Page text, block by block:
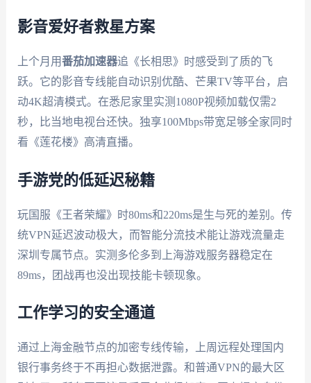
影音爱好者救星方案
上个月用番茄加速器追《长相思》时感受到了质的飞
跃。它的影音专线能自动识别优酷、芒果TV等平台，启
动4K超清模式。在悉尼家里实测1080P视频加载仅需2
秒，比当地电视台还快。独享100Mbps带宽足够全家同时
看《莲花楼》高清直播。
手游党的低延迟秘籍
玩国服《王者荣耀》时80ms和220ms是生与死的差别。传
统VPN延迟波动极大，而智能分流技术能让游戏流量走
深圳专属节点。实测多伦多到上海游戏服务器稳定在
89ms，团战再也没出现技能卡顿现象。
工作学习的安全通道
通过上海金融节点的加密专线传输，上周远程处理国内
银行事务终于不再担心数据泄露。和普通VPN的最大区